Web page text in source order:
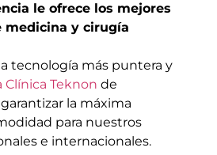
le ofrece los mejores
y cirugía
tecnología más puntera y
Clínica Teknon de
la máxima
para nuestros
e internacionales.